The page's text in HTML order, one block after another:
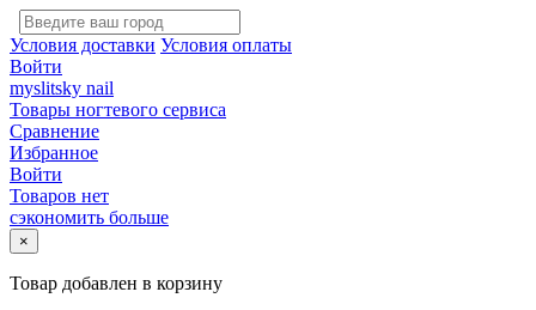
Условия доставки Условия оплаты
Войти
myslitsky nail
Товары ногтевого сервиса
Сравнение
Избранное
Войти
Товаров нет
сэкономить больше
×
Товар добавлен в корзину